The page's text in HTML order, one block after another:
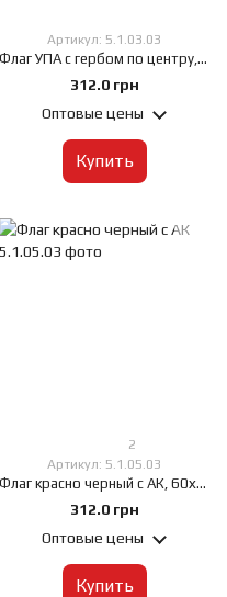
Артикул: 5.1.03.03
Флаг УПА с гербом по центру, 60х90 см, Искусственный шелк 50 г/м², Сублимационная печать, односторонний, Карман под древко слева
312.0 грн
Оптовые цены
Купить
2
Артикул: 5.1.05.03
Флаг красно черный с АК, 60х90 см, Искусственный шелк 50 г/м², Сублимационная печать, односторонний, Карман под древко слева
312.0 грн
Оптовые цены
Купить